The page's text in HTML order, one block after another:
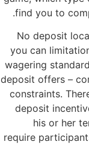
find you to
No deposit
you can
wagering
deposit offers –
constraints.
deposit
his or her
require